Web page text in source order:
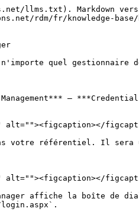
llms.txt). Markdown
rdm/fr/knowledge-
quel gestionnaire
–
votre référentiel. Il
affiche la boîte de
login.aspx`.